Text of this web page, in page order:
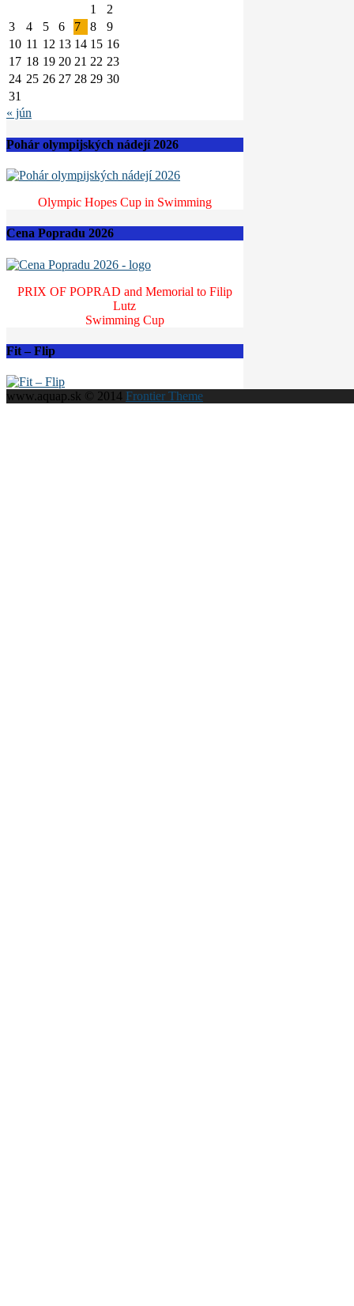
1
2
3
4 5 6 7 8
9
10 11 12 13 14 15 16
17 18 19 20 21 22 23
24 25 26 27 28 29 30
31
« jún
Pohár olympijských nádejí 2026
Olympic Hopes Cup in Swimming
Cena Popradu 2026
PRIX OF POPRAD and Memorial to Filip
Lutz
Swimming Cup
Fit – Flip
www.aquap.sk © 2014 Frontier Theme